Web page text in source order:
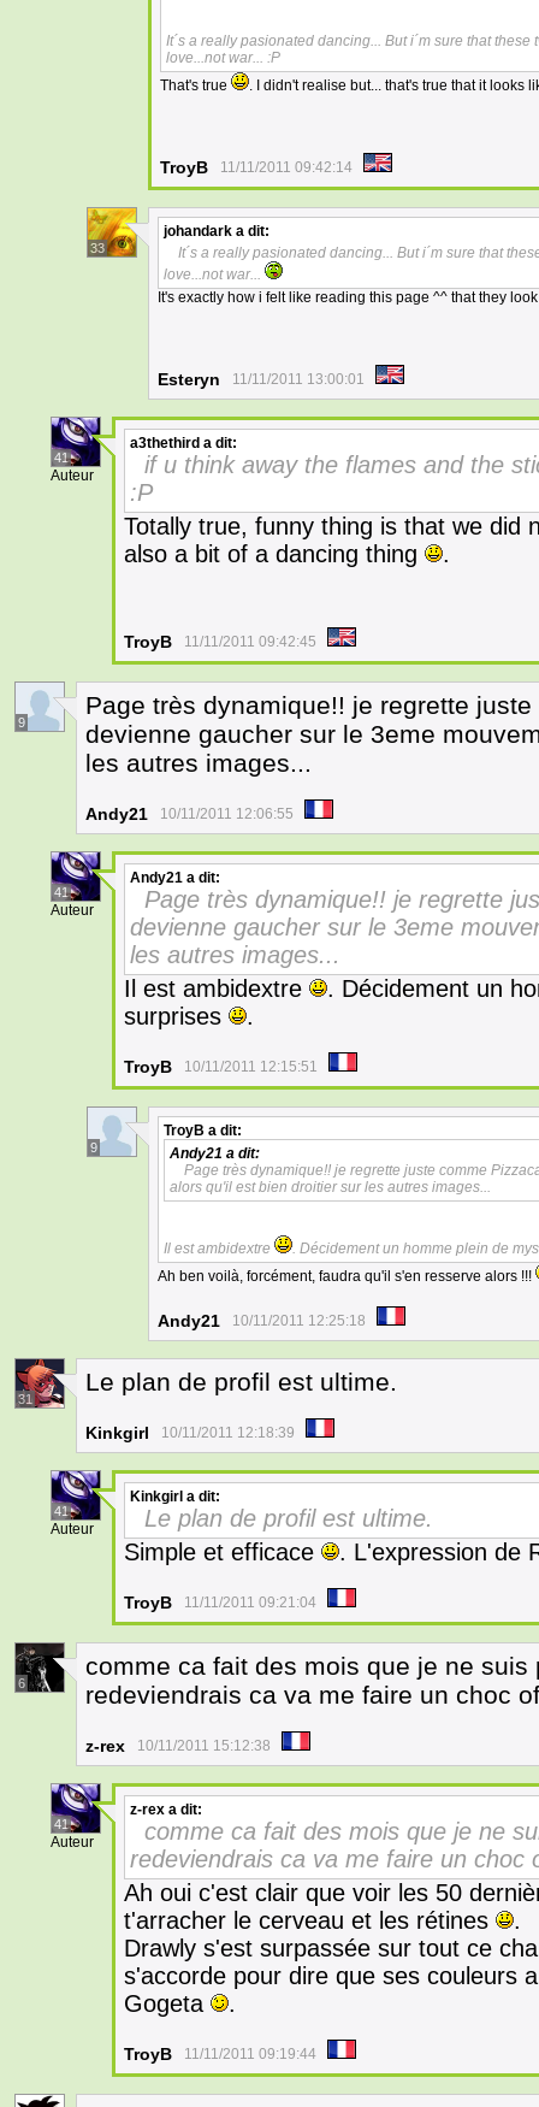
It´s a really pasionated dancing... But i´m sure that
love...not war... :P
That's true
. I didn't realise but... that's true that it looks
TroyB 11/11/2011 09:42:14
33
johandark a dit:
It´s a really pasionated dancing... But i´m sure that
love...not war...
It's exactly how i felt like reading this page ^^ that they
Esteryn 11/11/2011 13:00:01
41
Auteur
a3thethird a dit:
if u think away the flames and the
:P
Totally true, funny thing is that we did
also a bit of a dancing thing
.
TroyB 11/11/2011 09:42:45
9
Page très dynamique!! je regrette
devienne gaucher sur le 3eme
les autres images...
Andy21 10/11/2011 12:06:55
41
Auteur
Andy21 a dit:
Page très dynamique!! je regrette
devienne gaucher sur le 3eme
les autres images...
Il est ambidextre
. Décidement un
surprises
.
TroyB 10/11/2011 12:15:51
9
TroyB a dit:
Andy21 a dit:
Page très dynamique!! je regrette juste comme
alors qu'il est bien droitier sur les autres images...
Il est ambidextre
. Décidement un homme plein de
Ah ben voilà, forcément, faudra qu'il s'en resserve alors !!!
Andy21 10/11/2011 12:25:18
31
Le plan de profil est ultime.
Kinkgirl 10/11/2011 12:18:39
41
Auteur
Kinkgirl a dit:
Le plan de profil est ultime.
Simple et efficace
. L'expression de
TroyB 11/11/2011 09:21:04
6
comme ca fait des mois que je ne
redeviendrais ca va me faire un choc
z-rex 10/11/2011 15:12:38
41
Auteur
z-rex a dit:
comme ca fait des mois que je ne
redeviendrais ca va me faire un choc
Ah oui c'est clair que voir les 50
t'arracher le cerveau et les rétines
.
Drawly s'est surpassée sur tout ce
s'accorde pour dire que ses couleurs
Gogeta
.
TroyB 11/11/2011 09:19:44